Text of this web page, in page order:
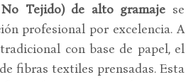
Tejido) de alto gramaje se
profesional por excelencia. A
con base de papel, el
fibras textiles prensadas. Esta